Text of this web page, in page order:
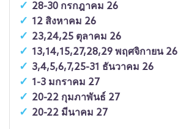
28-30 กรกฎาคม 26
12 สิงหาคม 26
23,24,25 ตุลาคม 26
13,14,15,27,28,29 พฤศจิกายน 26
3,4,5,6,7,25-31 ธันวาคม 26
1-3 มกราคม 27
20-22 กุมภาพันธ์ 27
20-22 มีนาคม 27